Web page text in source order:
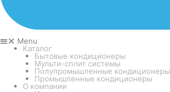
Menu
Каталог
Бытовые кондиционеры
Мульти-сплит системы
Полупромышленные кондиционеры
Промышленные кондиционеры
О компании